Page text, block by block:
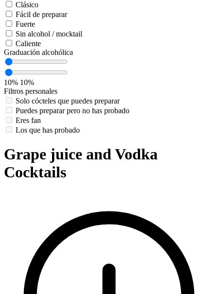
Clásico
Fácil de preparar
Fuerte
Sin alcohol / mocktail
Caliente
Graduación alcohólica
10% 10%
Filtros personales
Solo cócteles que puedes preparar
Puedes preparar pero no has probado
Eres fan
Los que has probado
Grape juice and Vodka
Cocktails